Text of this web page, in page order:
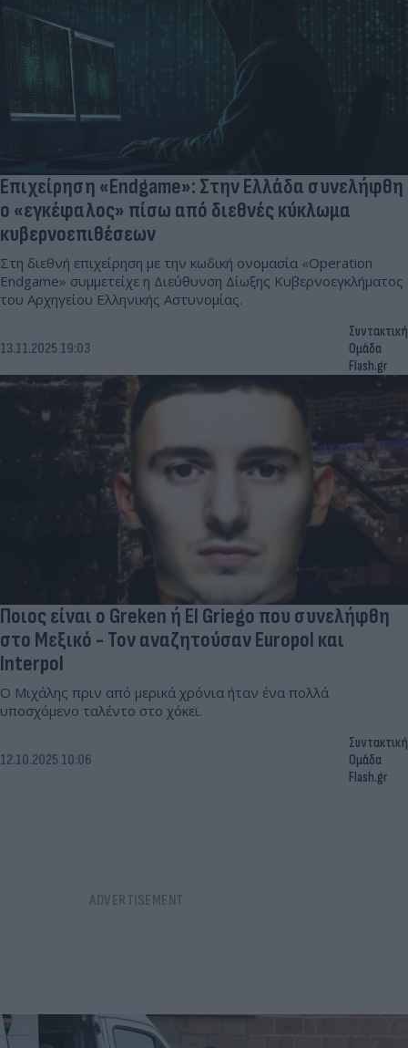
Επιχείρηση «Endgame»: Στην Ελλάδα συνελήφθη
ο «εγκέφαλος» πίσω από διεθνές κύκλωμα
κυβερνοεπιθέσεων
Στη διεθνή επιχείρηση με την κωδική ονομασία «Operation
Endgame» συμμετείχε η Διεύθυνση Δίωξης Κυβερνοεγκλήματος
του Αρχηγείου Ελληνικής Αστυνομίας.
13.11.2025 19:03
Συντακτική
Ομάδα
Flash.gr
Ποιος είναι ο Greken ή El Griego που συνελήφθη
στο Μεξικό - Τον αναζητούσαν Europol και
Interpol
O Μιχάλης πριν από μερικά χρόνια ήταν ένα πολλά
υποσχόμενο ταλέντο στο χόκεϊ.
12.10.2025 10:06
Συντακτική
Ομάδα
Flash.gr